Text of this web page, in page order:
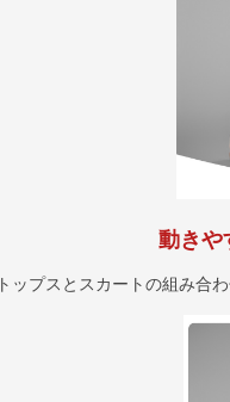
動きや
トップスとスカートの組み合